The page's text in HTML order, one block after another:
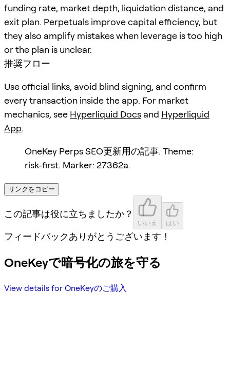
funding rate, market depth, liquidation distance, and
exit plan. Perpetuals improve capital efficiency, but
they also amplify mistakes when leverage is too high
or the plan is unclear.
推奨フロー
Use official links, avoid blind signing, and confirm
every transaction inside the app. For market
mechanics, see Hyperliquid Docs and Hyperliquid
App.
OneKey Perps SEO更新用の記事. Theme:
risk-first. Marker: 27362a.
リンクをコピー
この記事は役に立ちましたか？
いいえ はい
フィードバックありがとうございます！
OneKeyで暗号化の旅を守る
View details for OneKeyのご購入